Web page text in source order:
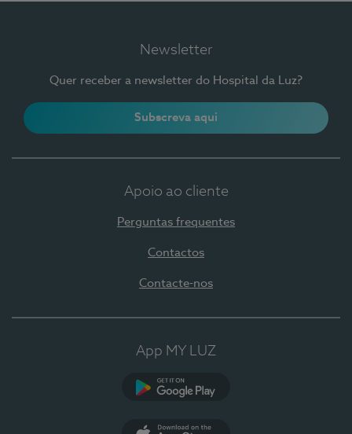
Newsletter
Quer receber a newsletter do Hospital da Luz?
Subscreva aqui
Apoio ao cliente
Perguntas frequentes
Contactos
Contacte-nos
App MY LUZ